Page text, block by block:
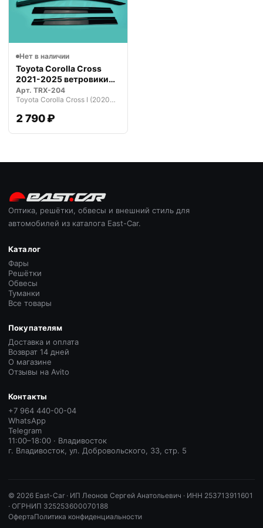
Нет в наличии
Toyota Corolla Cross
2021-2025 ветровики
дефлекто…
Арт. TRX-204
Toyota Corolla Cross I (2020—2026)
2 790 ₽
Оптика, решётки, обвесы и внешний стиль для
автомобилей из каталога East-Car.
Каталог
Фары
Решётки
Обвесы
Туманки
Все товары
Покупателям
Доставка и оплата
Возврат 14 дней
О магазине
Отзывы на Avito
Контакты
+7 964 440-00-04
WhatsApp
Telegram
11:00–18:00 · Владивосток
г. Владивосток, ул. Добровольского, 33, стр. 5
© 2026 East-Car · ИП Леонов Сергей Анатольевич · ИНН 253713911601
· ОГРНИП 325253600070188
ОфертаПолитика конфиденциальности